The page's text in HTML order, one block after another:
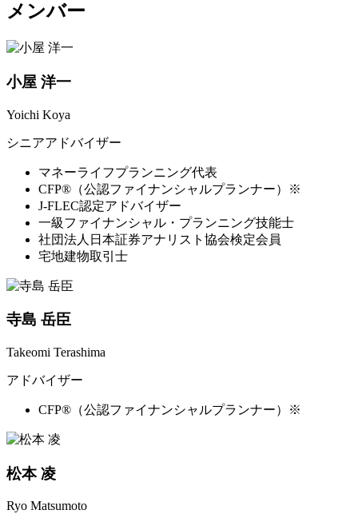
メンバー
小屋 洋一
Yoichi Koya
シニアアドバイザー
マネーライフプランニング代表
CFP®︎（公認ファイナンシャルプランナー）※
J-FLEC認定アドバイザー
一級ファイナンシャル・プランニング技能士
社団法人日本証券アナリスト協会検定会員
宅地建物取引士
寺島 岳臣
Takeomi Terashima
アドバイザー
CFP®（公認ファイナンシャルプランナー）※
松本 凌
Ryo Matsumoto